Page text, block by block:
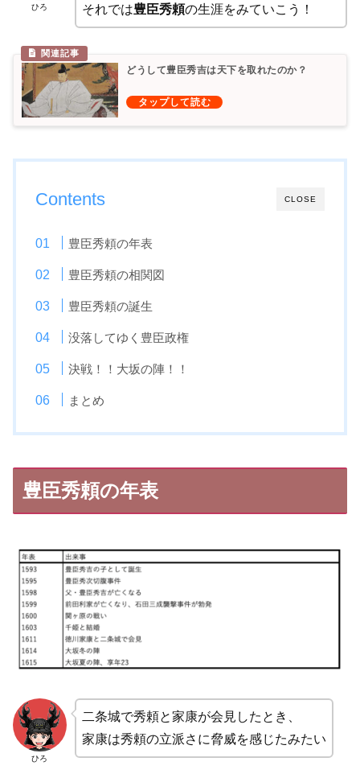
ひろ
それでは豊臣秀頼の生涯をみていこう！
どうして豊臣秀吉は天下を取れたのか？
CLOSE
Contents
豊臣秀頼の年表
豊臣秀頼の相関図
豊臣秀頼の誕生
没落してゆく豊臣政権
決戦！！大坂の陣！！
まとめ
豊臣秀頼の年表
ひろ
二条城で秀頼と家康が会見したとき、
家康は秀頼の立派さに脅威を感じたみたい